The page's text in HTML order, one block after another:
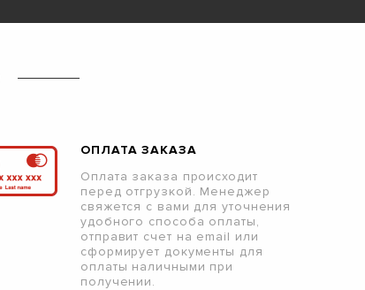
ОПЛАТА ЗАКАЗА
Оплата заказа происходит
перед отгрузкой. Менеджер
свяжется с вами для уточнения
удобного способа оплаты,
отправит счет на email или
сформирует документы для
оплаты наличными при
получении.